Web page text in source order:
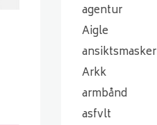
agentur
Aigle
ansiktsmasker
Arkk
armbånd
asfvlt